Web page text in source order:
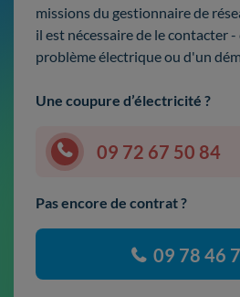
missions du gestionnaire de
il est nécessaire de le contacter
problème électrique ou d'un
Une coupure d’électricité ?
09 72 67 50 84
Pas encore de contrat ?
09 78 46